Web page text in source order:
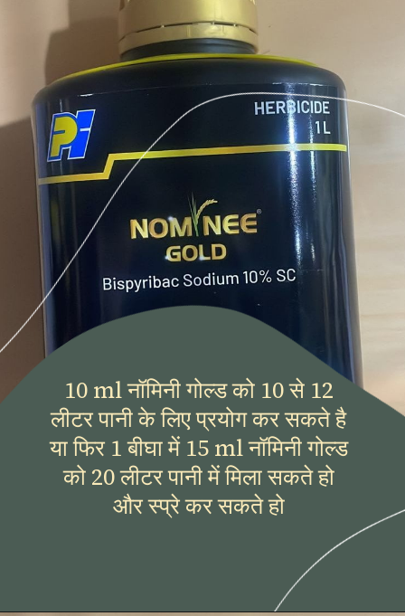
10 ml नॉमिनी गोल्ड को 10 से 12
लीटर पानी के लिए प्रयोग कर सकते है
या फिर 1 बीघा में 15 ml नॉमिनी गोल्ड
को 20 लीटर पानी में मिला सकते हो
और स्प्रे कर सकते हो